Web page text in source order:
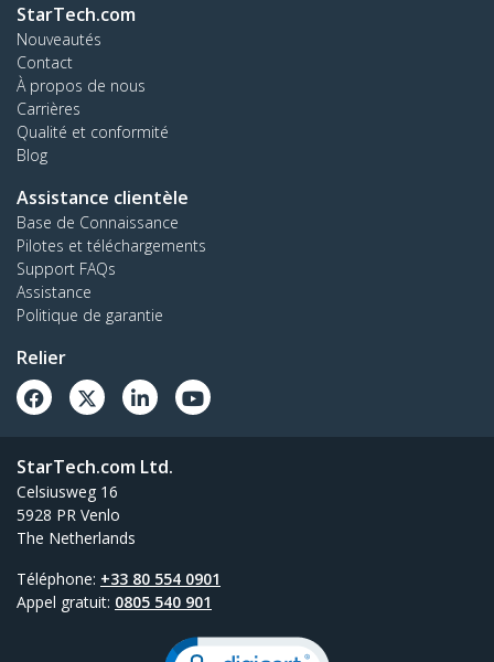
StarTech.com
Nouveautés
Contact
À propos de nous
Carrières
Qualité et conformité
Blog
Assistance clientèle
Base de Connaissance
Pilotes et téléchargements
Support FAQs
Assistance
Politique de garantie
Relier
StarTech.com Ltd.
Celsiusweg 16
5928 PR Venlo
The Netherlands
Téléphone: +33 80 554 0901
Appel gratuit: 0805 540 901